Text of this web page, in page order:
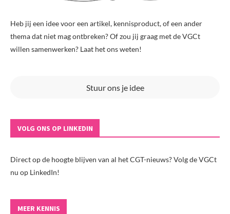
Heb jij een idee voor een artikel, kennisproduct, of een ander
thema dat niet mag ontbreken? Of zou jij graag met de VGCt
willen samenwerken? Laat het ons weten!
Stuur ons je idee
VOLG ONS OP LINKEDIN
Direct op de hoogte blijven van al het CGT-nieuws? Volg de VGCt
nu op LinkedIn!
MEER KENNIS